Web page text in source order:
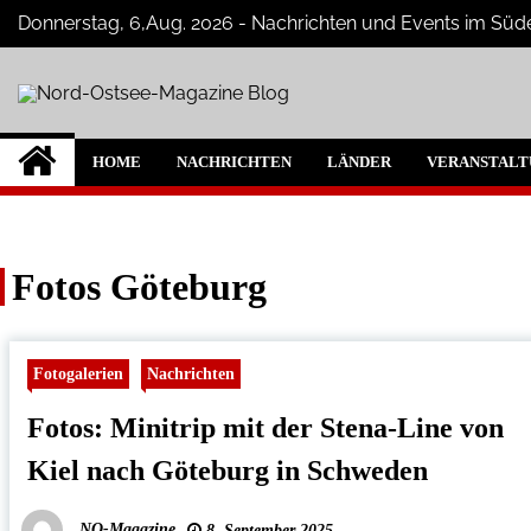
SkipDonnerstag, 6,Aug. 2026 - Nachrichten und Events im
Nord-Ostsee-
Der Blog der Nord-Ostsee Magazine
HOME NACHRICHTEN LÄNDER
Fotos Göteburg
Fotogalerien Nachrichten
Fotos: Minitrip mit der Stena-Line von
Kiel nach Göteburg in Schweden